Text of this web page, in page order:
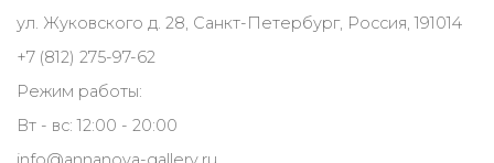
ул. Жуковского д. 28, Санкт-Петербург, Россия, 191014
+7 (812) 275-97-62
Режим работы:
Вт - вс: 12:00 - 20:00